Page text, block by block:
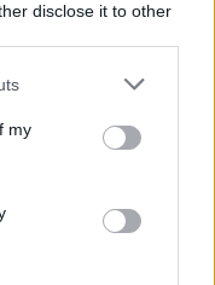
disclose it to other
one or more Google
You may click to
third-party tags to
in below Google
my